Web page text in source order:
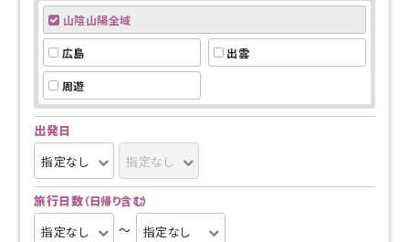
出発日
旅行日数（日帰り含む）
～
山陰山陽全域
広島 出雲
周遊